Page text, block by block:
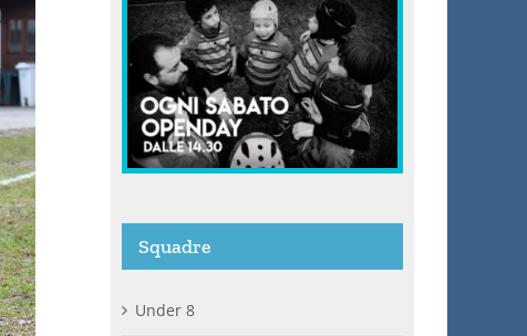
Squadre
Under 8